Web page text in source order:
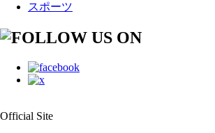
スポーツ
Official Site